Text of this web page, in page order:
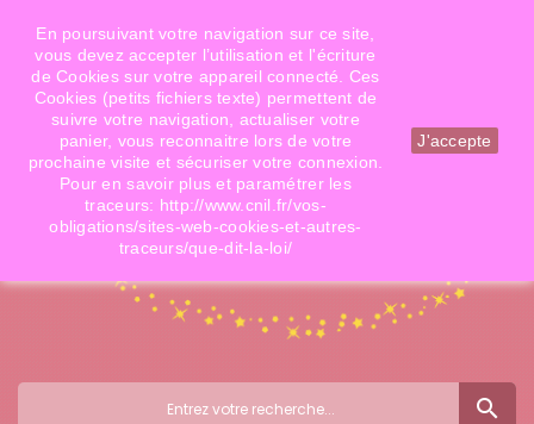
Téléphone: 06 09 14 02 79 Email: info@doigtsdefees.com
Mon compte
search
En poursuivant votre navigation sur ce site,
vous devez accepter l’utilisation et l'écriture
de Cookies sur votre appareil connecté. Ces
Cookies (petits fichiers texte) permettent de
suivre votre navigation, actualiser votre
panier, vous reconnaitre lors de votre
prochaine visite et sécuriser votre connexion.
Pour en savoir plus et paramétrer les
traceurs: http://www.cnil.fr/vos-
obligations/sites-web-cookies-et-autres-
traceurs/que-dit-la-loi/
J'accepte